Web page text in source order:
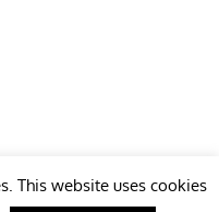
This website uses cookies